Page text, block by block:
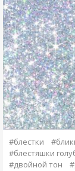
#блестки
#блестяшки
#двойной тон